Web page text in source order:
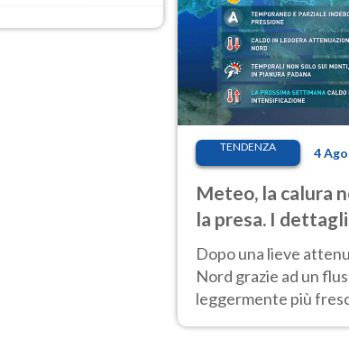
TENDENZA 4
Meteo, la calura
la presa. I dettagli
Dopo una lieve
Nord grazie ad un
leggermente più
nuovo rinforzo